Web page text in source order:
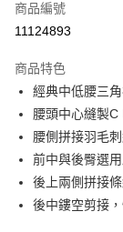
信用卡分期付款
合作金庫商業銀行
華南商業銀行
上海商業儲蓄銀行
國泰世華商業銀行
臺灣中小企業銀行
匯豐（台灣）商業
聯邦商業銀行
元大商業銀行
超商取貨付款
LINE Pay
街口支付
悠遊付
商品編號
11124893
商品特色
經典中低腰三
腰頭中心縫製C
腰側拼接羽毛
前中與後臀選
後上兩側拼接
後中鏤空剪接